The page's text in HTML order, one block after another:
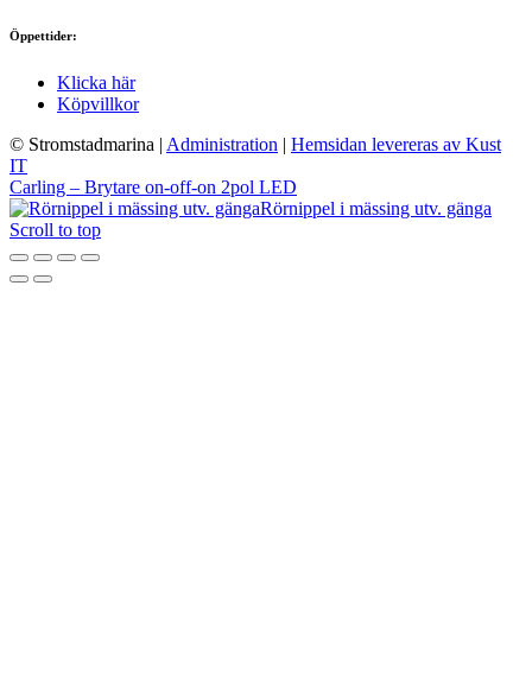
Öppettider:
Klicka här
Köpvillkor
© Stromstadmarina | Administration | Hemsidan levereras av Kust
IT
Carling – Brytare on-off-on 2pol LED
Rörnippel i mässing utv. gänga
Scroll to top